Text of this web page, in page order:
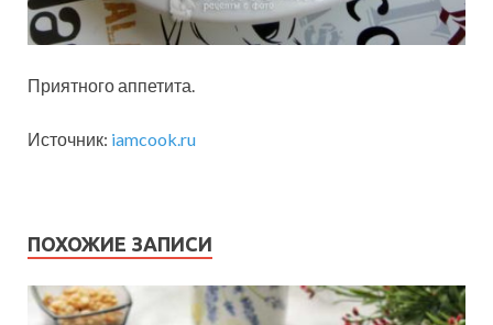
Приятного аппетита.
Источник: iamcook.ru
ПОХОЖИЕ ЗАПИСИ